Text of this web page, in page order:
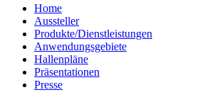
Home
Aussteller
Produkte/Dienstleistungen
Anwendungsgebiete
Hallenpläne
Präsentationen
Presse